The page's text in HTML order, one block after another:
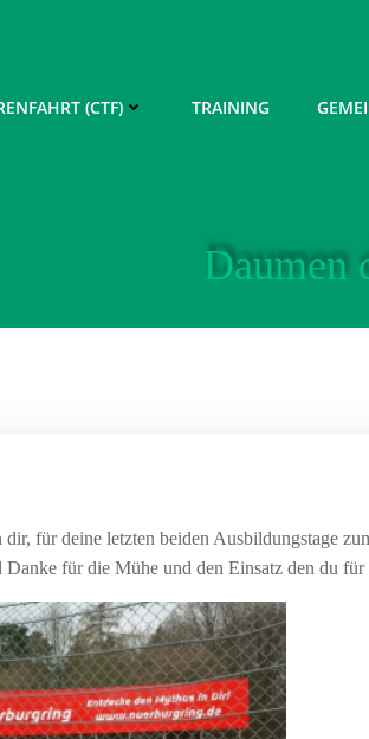
(CTF) TRAINING
Daumen
für deine letzten beiden Ausbildungstage
Danke für die Mühe und den Einsatz den du